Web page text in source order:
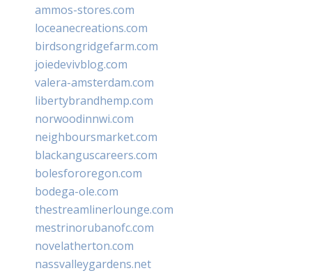
ammos-stores.com
loceanecreations.com
birdsongridgefarm.com
joiedevivblog.com
valera-amsterdam.com
libertybrandhemp.com
norwoodinnwi.com
neighboursmarket.com
blackanguscareers.com
bolesfororegon.com
bodega-ole.com
thestreamlinerlounge.com
mestrinorubanofc.com
novelatherton.com
nassvalleygardens.net